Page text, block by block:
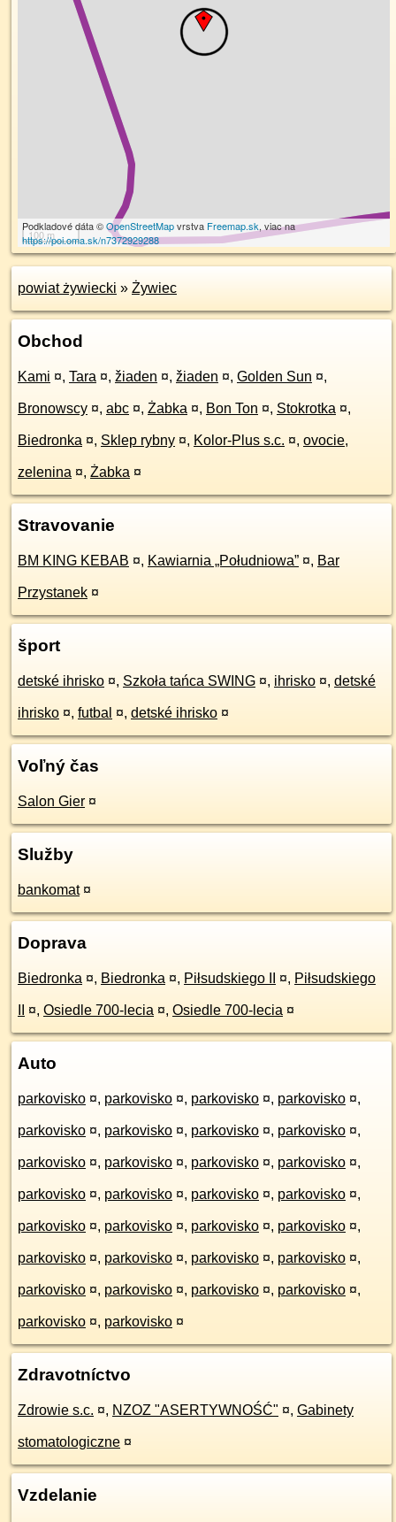
100 m
Podkladové dáta ©OpenStreetMapvrstva Freemap.sk, viac na
https://poi.oma.sk/n7372929288
powiat żywiecki » Żywiec
Obchod
Kami ¤, Tara ¤, žiaden ¤, žiaden ¤, Golden Sun ¤,
Bronowscy ¤, abc ¤, Żabka ¤, Bon Ton ¤, Stokrotka ¤,
Biedronka ¤, Sklep rybny ¤, Kolor-Plus s.c. ¤, ovocie,
zelenina ¤, Żabka ¤
Stravovanie
BM KING KEBAB ¤, Kawiarnia „Południowa” ¤, Bar
Przystanek ¤
šport
detské ihrisko ¤, Szkoła tańca SWING ¤, ihrisko ¤, detské
ihrisko ¤, futbal ¤, detské ihrisko ¤
Voľný čas
Salon Gier ¤
Služby
bankomat ¤
Doprava
Biedronka ¤, Biedronka ¤, Piłsudskiego II ¤, Piłsudskiego
¤, Osiedle 700-lecia ¤, Osiedle 700-lecia ¤
Auto
parkovisko ¤, parkovisko ¤, parkovisko ¤, parkovisko ¤,
parkovisko ¤, parkovisko ¤, parkovisko ¤, parkovisko ¤,
parkovisko ¤, parkovisko ¤, parkovisko ¤, parkovisko ¤,
parkovisko ¤, parkovisko ¤, parkovisko ¤, parkovisko ¤,
parkovisko ¤, parkovisko ¤, parkovisko ¤, parkovisko ¤,
parkovisko ¤, parkovisko ¤, parkovisko ¤, parkovisko ¤,
parkovisko ¤, parkovisko ¤, parkovisko ¤, parkovisko ¤,
parkovisko ¤, parkovisko ¤
Zdravotníctvo
Zdrowie s.c. ¤, NZOZ "ASERTYWNOŚĆ" ¤, Gabinety
stomatologiczne ¤
Vzdelanie